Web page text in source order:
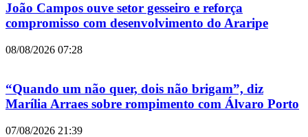
João Campos ouve setor gesseiro e reforça
compromisso com desenvolvimento do Araripe
08/08/2026 07:28
“Quando um não quer, dois não brigam”, diz
Marília Arraes sobre rompimento com Álvaro Porto
07/08/2026 21:39